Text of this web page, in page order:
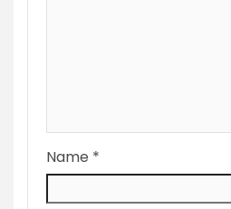
Name *